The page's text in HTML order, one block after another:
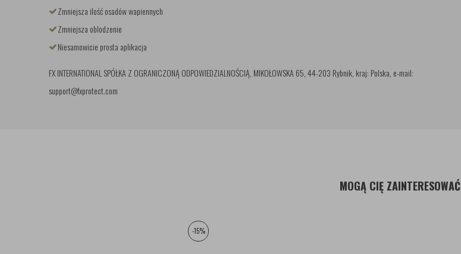
Zmniejsza ilość osadów wapiennych
Zmniejsza oblodzenie
Niesamowicie prosta aplikacja
FX INTERNATIONAL SPÓŁKA Z OGRANICZONĄ ODPOWIEDZIALNOŚCIĄ, MIKOŁOWSKA 65, 44-203 Rybnik, kraj: Polska, e-mail:
support@fxprotect.com
MOGĄ CIĘ ZAINTERESOWAĆ
-15%